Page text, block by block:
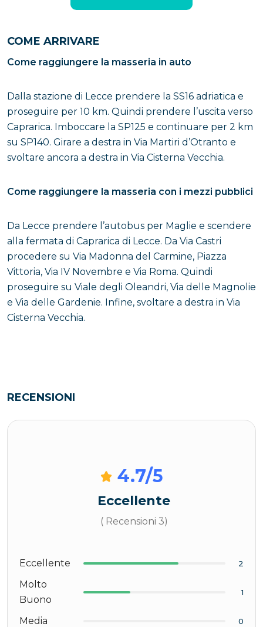
COME ARRIVARE
Come raggiungere la masseria in auto
Dalla stazione di Lecce prendere la SS16 adriatica e
proseguire per 10 km. Quindi prendere l’uscita verso
Caprarica. Imboccare la SP125 e continuare per 2 km
su SP140. Girare a destra in Via Martiri d’Otranto e
svoltare ancora a destra in Via Cisterna Vecchia.
Come raggiungere la masseria con i mezzi pubblici
Da Lecce prendere l’autobus per Maglie e scendere
alla fermata di Caprarica di Lecce. Da Via Castri
procedere su Via Madonna del Carmine, Piazza
Vittoria, Via IV Novembre e Via Roma. Quindi
proseguire su Viale degli Oleandri, Via delle Magnolie
e Via delle Gardenie. Infine, svoltare a destra in Via
Cisterna Vecchia.
RECENSIONI
4.7/5
Eccellente
( Recensioni 3)
Eccellente 2
Molto
Buono
1
Media 0